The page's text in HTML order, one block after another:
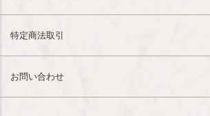
特定商法取引
お問い合わせ